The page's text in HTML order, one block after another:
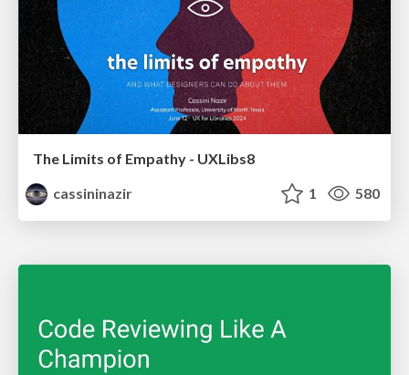
The Limits of Empathy - UXLibs8
cassininazir
1 580